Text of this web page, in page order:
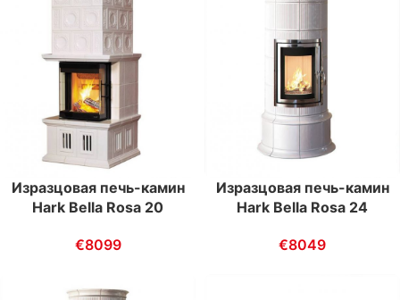
Изразцовая печь-камин
Hark Bella Rosa 20
€8099
Изразцовая печь-камин
Hark Bella Rosa 24
€8049